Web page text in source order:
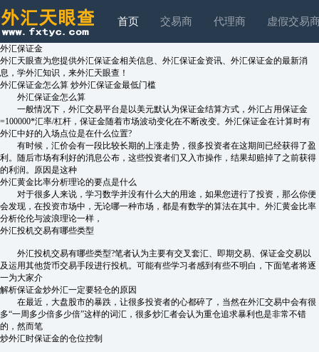
首页 交易商 代理商 虚假交易
外汇保证金
外汇天眼查为您提供外汇保证金相关信息、外汇保证金资讯、外汇保证金的最新消
息，学外汇知识，来外汇天眼查！
外汇保证金怎么算 炒外汇保证金最低门槛
外汇保证金怎么算
一般情况下，外汇交易平台是以美元默认为保证金结算方式，外汇占用保证金
=100000*汇率/杠杆，保证金随着市场波动变化在不断改变。外汇保证金在计算时有
外汇中好的入场点位是在什么位置?
有时候，汇价会有一段比较长期的上涨走势，很多投资者在这期间已经获得了盈
利。随后市场有利好的消息公布，这些投资者们又入市操作，结果却赔掉了之前获得
的利润。原因是这种
外汇黄金比率分析理论的要点是什么
对于很多人来说，学习数学并没有什么大的用途，如果您进行了投资，那么你便
会发现，在投资市场中，无论哪一种市场，都是有数学的算法在其中。外汇黄金比率
分析伦伦与波浪理论一样，
外汇投机交易有哪些类型
外汇投机交易有哪些类型?笔者认为主要有交叉套汇、即期交易、保证金交易以
及运用其他货币交易手段进行投机。可能有些学习者感到有些不明白，下面笔者将逐
一为大家介
解析保证金炒外汇一定要轻仓的原因
在最近，大盘股市的暴跌，让很多投资者的心都碎了，当然在外汇交易中会有很
多“一周多少倍多少倍”这样的词汇，很多炒汇者会认为重仓追求暴利也是非常不错
的，然而笔
炒外汇时保证金的仓位控制